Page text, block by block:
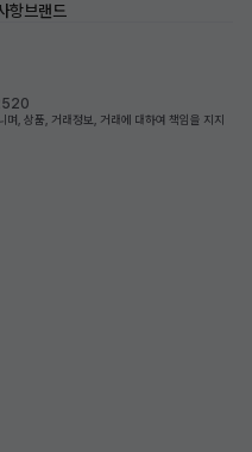
항브랜드
며, 상품, 거래정보, 거래에 대하여 책임을 지지